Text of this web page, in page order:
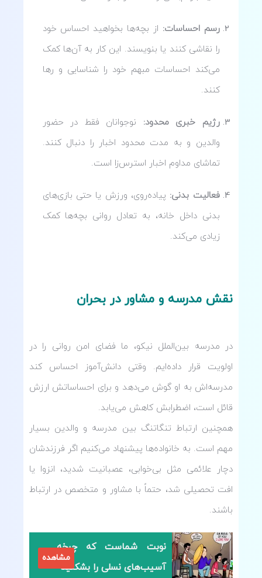
رسم احساسات: از بچه‌ها بخواهید احساس خود
را نقاشی کنند یا بنویسند. این کار به آن‌ها کمک
می‌کند احساسات مبهم خود را شناسایی و رها
کنند.
رژیم خبری محدود: نوجوانان فقط در حضور
والدین و به مدت محدود اخبار را دنبال کنند.
تماشای مداوم اخبار استرس‌زا است.
فعالیت بدنی: پیاده‌روی، ورزش یا حتی بازی‌های
بدنی داخل خانه، به تعادل روانی بچه‌ها کمک
زیادی می‌کند.
نقش مدرسه و مشاور در بحران
در مدرسه بین‌الملل نیکو، ما فضای امن روانی را در
اولویت قرار داده‌ایم. وقتی دانش‌آموز احساس کند
مدرسه‌اش به او گوش می‌دهد و برای احساساتش ارزش
قائل است، اضطرابش کاهش می‌یابد.
همچنین ارتباط تنگاتنگ بین مدرسه و والدین بسیار
مهم است. به خانواده‌ها پیشنهاد می‌کنیم اگر فرزندشان
دچار علائمی مثل بی‌خوابی، عصبانیت شدید، انزوا یا
افت تحصیلی شد، حتماً با مشاور و متخصص در ارتباط
باشند.
نوبت شماست که چرخه
آسیب‌های نسلی را بشکنید
مشاهده